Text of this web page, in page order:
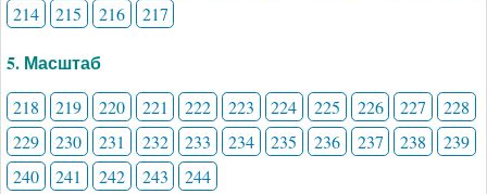
214
215 216 217
5. Масштаб
218 219 220 221 222 223 224 225 226 227
228
229
230 231 232 233 234 235 236 237 238
239
240
241 242 243 244